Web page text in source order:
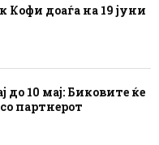
Кофи доаѓа на 19 јуни
до 10 мај: Биковите ќе
партнерот